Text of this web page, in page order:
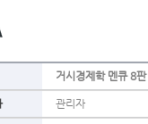
거시경제학 멘큐 8
관리자